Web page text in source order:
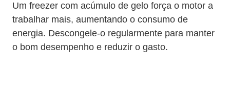
Um freezer com acúmulo de gelo força o motor a
trabalhar mais, aumentando o consumo de
energia. Descongele-o regularmente para manter
o bom desempenho e reduzir o gasto.